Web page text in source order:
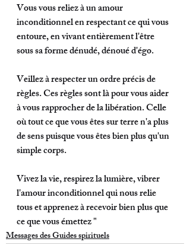
Vous vous reliez à un amour
inconditionnel en respectant ce qui vous
entoure, en vivant entièrement l'être
sous sa forme dénudé, dénoué d'égo.
Veillez à respecter un ordre précis de
règles. Ces règles sont là pour vous aider
à vous rapprocher de la libération. Celle
où tout ce que vous êtes sur terre n'a plus
de sens puisque vous êtes bien plus qu'un
simple corps.
Vivez la vie, respirez la lumière, vibrer
l'amour inconditionnel qui nous relie
tous et apprenez à recevoir bien plus que
ce que vous émettez "
Messages des Guides spirituels